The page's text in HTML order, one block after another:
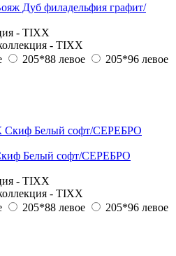
Дуб филадельфия графит/
- TIXX
- TIXX
205*88 левое
205*96 левое
Белый софт/СЕРЕБРО
- TIXX
- TIXX
205*88 левое
205*96 левое